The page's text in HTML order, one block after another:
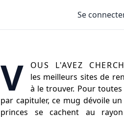
Se
V
ous l'avez
les meilleurs sites de
à le trouver. Pour
par capituler, ce mug dévoile
princes se cachent au